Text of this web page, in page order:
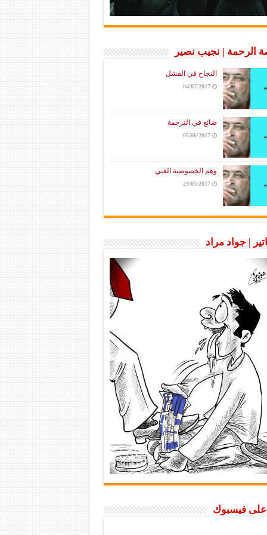
الرحمة | نجيب نصير
النجاح في الفشل
04/07/2017
ضائع في الترجمة
05/06/2017
وهم الخصوصية الغبي
29/05/2017
| جواد مراد
على فيسبوك